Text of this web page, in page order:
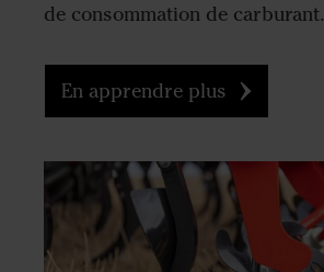
de consommation de carburant.
En apprendre plus